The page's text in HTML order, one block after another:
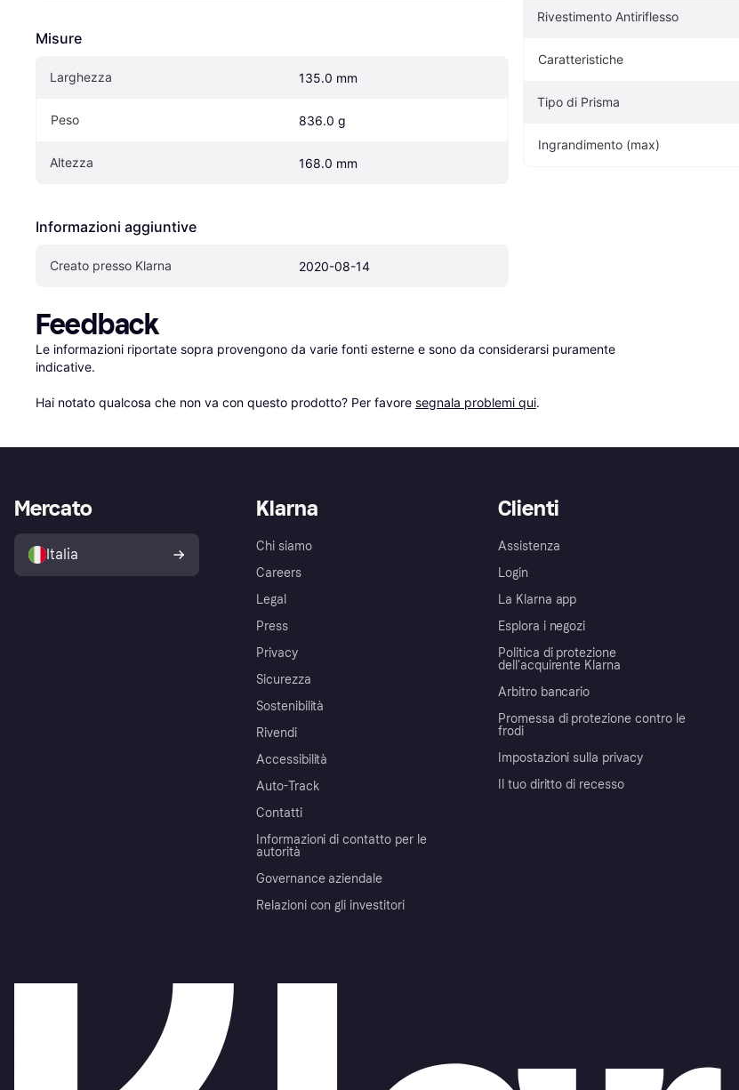
Misure
Larghezza 135.0 mm
Peso 836.0 g
Altezza 168.0 mm
Informazioni aggiuntive
Creato presso Klarna 2020-08-14
Rivestimento Antiriflesso
Caratteristiche
Tipo di Prisma
Ingrandimento (max)
Feedback
Le informazioni riportate sopra provengono da varie fonti esterne e sono da considerarsi puramente
indicative.
Hai notato qualcosa che non va con questo prodotto? Per favore segnala problemi qui.
Klarna
Chi siamo
Careers
Legal
Press
Privacy
Sicurezza
Sostenibilità
Rivendi
Accessibilità
Auto-Track
Contatti
Informazioni di contatto per le
autorità
Governance aziendale
Relazioni con gli investitori
Clienti
Assistenza
Login
La Klarna app
Esplora i negozi
Politica di protezione
dell'acquirente Klarna
Arbitro bancario
Promessa di protezione contro le
frodi
Impostazioni sulla privacy
Il tuo diritto di recesso
Mercato
Italia